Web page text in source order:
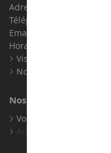
Adresse : ZA LE Chemin,
Téléphone :
Email :
Horaires : Du lundi au
Visite virtuelle
Nos expositions
Nos marques
Voir toutes nos marques